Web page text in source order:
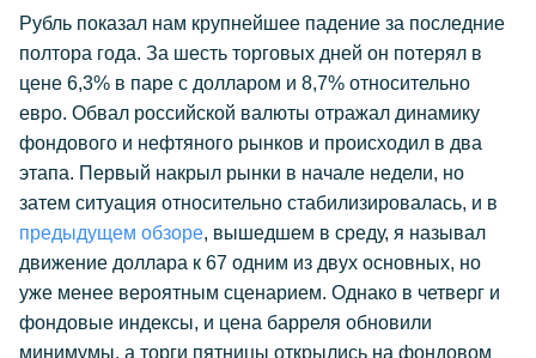
Рубль показал нам крупнейшее падение за последние
полтора года. За шесть торговых дней он потерял в
цене 6,3% в паре с долларом и 8,7% относительно
евро. Обвал российской валюты отражал динамику
фондового и нефтяного рынков и происходил в два
этапа. Первый накрыл рынки в начале недели, но
затем ситуация относительно стабилизировалась, и в
предыдущем обзоре, вышедшем в среду, я называл
движение доллара к 67 одним из двух основных, но
уже менее вероятным сценарием. Однако в четверг и
фондовые индексы, и цена барреля обновили
минимумы, а торги пятницы открылись на фондовом